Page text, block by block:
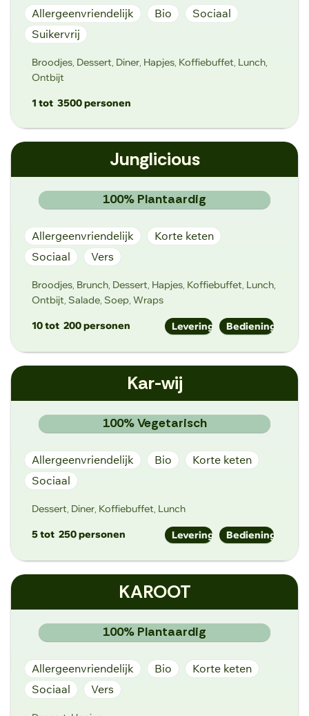
Allergeenvriendelijk Bio
Sociaal
Suikervrij
Broodjes Dessert Diner Hapjes Koffiebuffet Lunch
Ontbijt
1 tot 3500 personen
https://www.insieme.eu/
Groenstraat 266, 9041 Oostakker
Junglicious
100% Plantaardig
Allergeenvriendelijk
Korte keten
Sociaal
Vers
Broodjes Brunch Dessert Hapjes Koffiebuffet Lunch
Ontbijt Salade Soep Wraps
10 tot 200 personen Bediening
Levering
www.junglicious.be
Kraaistraat 4/203, 9000 Gent
Kar-wij
100% Vegetarisch
Allergeenvriendelijk Bio
Korte keten
Sociaal
Dessert Diner Koffiebuffet Lunch
5 tot 250 personen Bediening
Levering
https://www.kar-wij.be/
Wiedauwkaai 51, 9000 Gent
KAROOT
100% Plantaardig
Allergeenvriendelijk Bio
Korte keten
Sociaal
Vers